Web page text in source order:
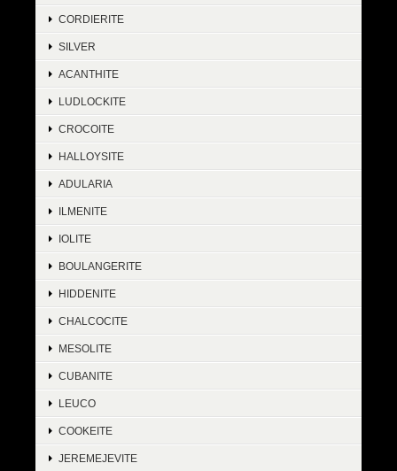
CORDIERITE
SILVER
ACANTHITE
LUDLOCKITE
CROCOITE
HALLOYSITE
ADULARIA
ILMENITE
IOLITE
BOULANGERITE
HIDDENITE
CHALCOCITE
MESOLITE
CUBANITE
LEUCO
COOKEITE
JEREMEJEVITE